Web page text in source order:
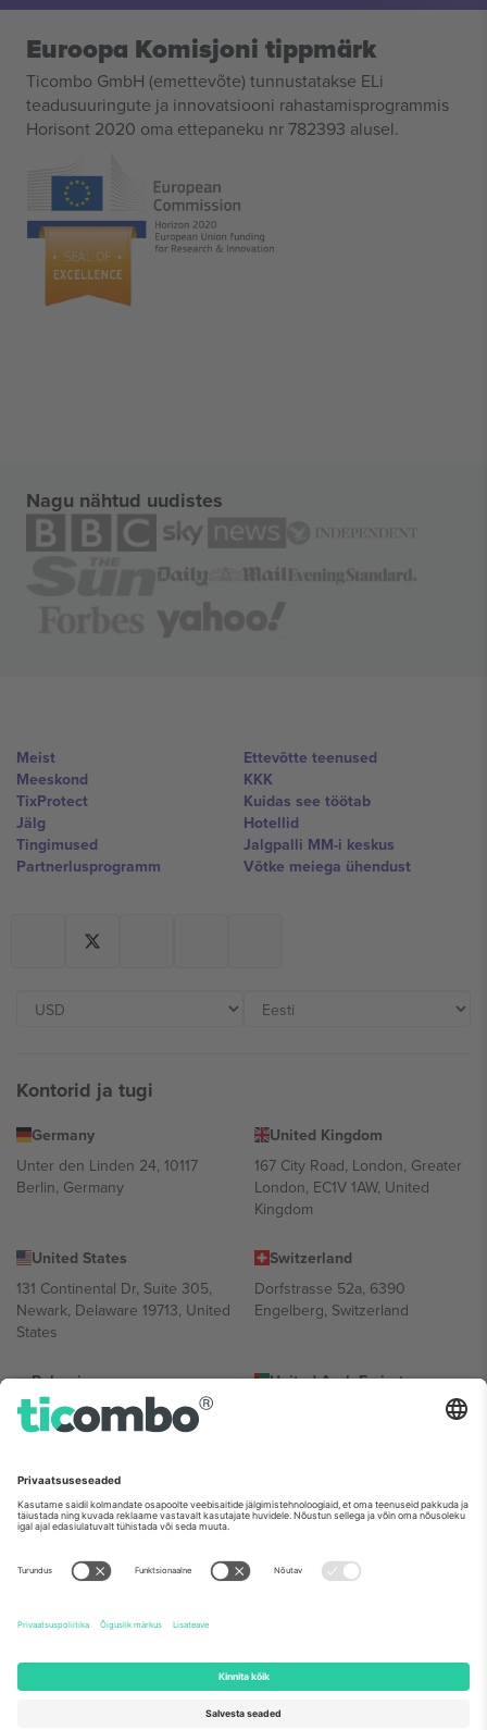
Euroopa Komisjoni tippmärk
Ticombo GmbH (emettevõte) tunnustatakse ELi
teadusuuringute ja innovatsiooni rahastamisprogrammis
Horisont 2020 oma ettepaneku nr 782393 alusel.
Nagu nähtud uudistes
Meist
Meeskond
TixProtect
Jälg
Tingimused
Partnerlusprogramm
Ettevõtte teenused
KKK
Kuidas see töötab
Hotellid
Jalgpalli MM-i keskus
Võtke meiega ühendust
Kontorid ja tugi
Germany
Unter den Linden 24, 10117
Berlin, Germany
United Kingdom
167 City Road, London, Greater
London, EC1V 1AW, United
Kingdom
United States
131 Continental Dr, Suite 305,
Newark, Delaware 19713, United
States
Switzerland
Dorfstrasse 52a, 6390
Engelberg, Switzerland
Bulgaria
Regus Sofia City West, bul
Totleben 53-55, 1606 Sofia,
United Arab Emirates
UAE Dubai Silicon Oasis, DDP
Mexico
Av Chapultepec 360, Roma
Norte, Cuauhtémoc, 06700
Ciudad de México, CDMX,
sündmusest ja/või domeenist. Detailide jaoks vaata konkreetse
sündmuse lehte, impressumit ja tingimusi.,
2026 Ticombo. Kõik õigused kaitstud.